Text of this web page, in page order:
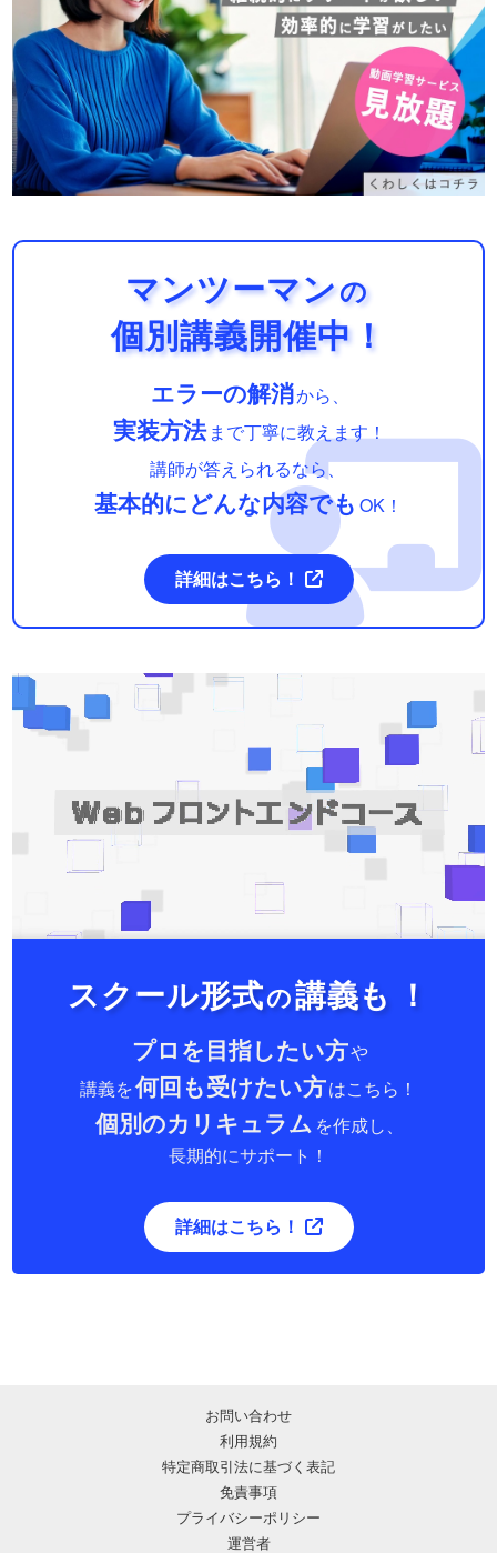
マンツーマンの
個別講義開催中！
エラーの解消から、
実装方法 まで丁寧に教えます！
講師が答えられるなら、
基本的にどんな内容でも OK！
詳細はこちら！
スクール形式の講義も ！
プロを目指したい方や
講義を何回も受けたい方はこちら！
個別のカリキュラム を作成し、
長期的にサポート！
詳細はこちら！
お問い合わせ
利用規約
特定商取引法に基づく表記
免責事項
プライバシーポリシー
運営者